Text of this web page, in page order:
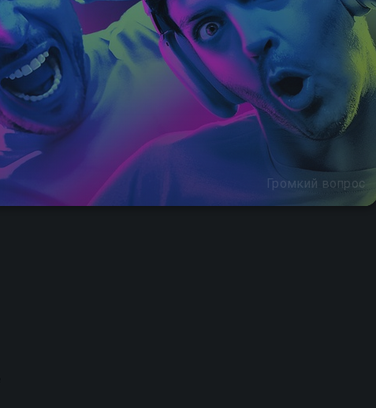
Громкий вопрос